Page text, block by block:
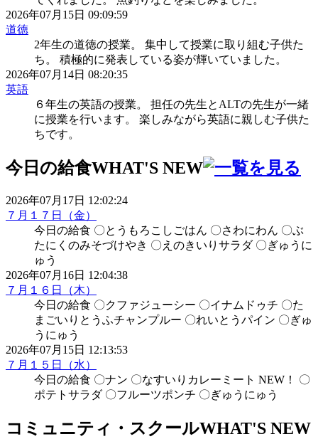
2026年07月15日 09:09:59
道徳
2年生の道徳の授業。 集中して授業に取り組む子供た
ち。 積極的に発表している姿が輝いていました。
2026年07月14日 08:20:35
英語
６年生の英語の授業。 担任の先生とALTの先生が一緒
に授業を行います。 楽しみながら英語に親しむ子供た
ちです。
今日の給食WHAT'S NEW
2026年07月17日 12:02:24
７月１７日（金）
今日の給食 〇とうもろこしごはん 〇さわにわん 〇ぶ
たにくのみそづけやき 〇えのきいりサラダ 〇ぎゅうに
ゅう
2026年07月16日 12:04:38
７月１６日（木）
今日の給食 〇クファジューシー 〇イナムドゥチ 〇た
まごいりとうふチャンプルー 〇れいとうパイン 〇ぎゅ
うにゅう
2026年07月15日 12:13:53
７月１５日（水）
今日の給食 〇ナン 〇なすいりカレーミート NEW！ 〇
ポテトサラダ 〇フルーツポンチ 〇ぎゅうにゅう
コミュニティ・スクールWHAT'S NEW